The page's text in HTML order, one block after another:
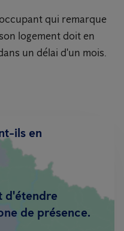
qui remarque
logement doit en
un délai d'un mois.
ils en
d'étendre
de présence.